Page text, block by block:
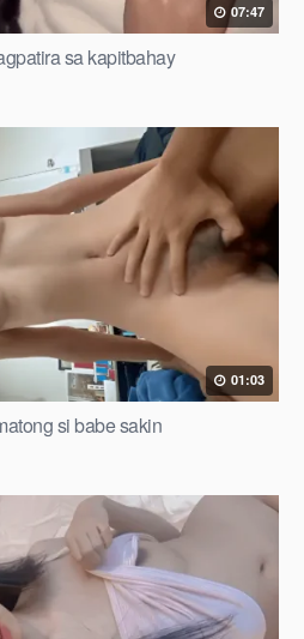
07:47
sa kapitbahay
01:03
si babe sakin